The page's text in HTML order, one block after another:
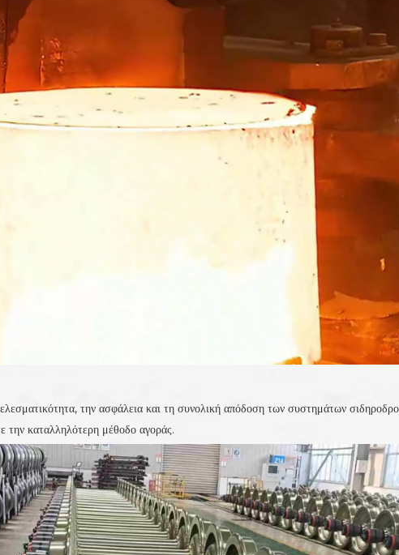
την ασφάλεια και τη συνολική απόδοση των συστημάτων
την καταλληλότερη μέθοδο αγοράς.